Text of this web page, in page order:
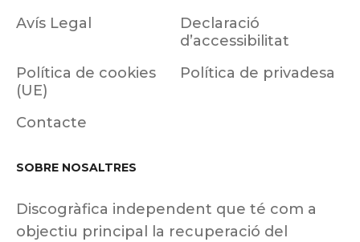
Avís Legal
Declaració
d’accessibilitat
Política de cookies
(UE)
Política de privadesa
Contacte
SOBRE NOSALTRES
Discogràfica independent que té com a
objectiu principal la recuperació del